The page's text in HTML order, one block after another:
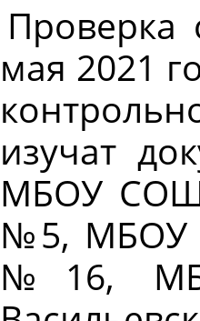
Проверка
мая 2021
изучат
МБОУ
№5,
№16,